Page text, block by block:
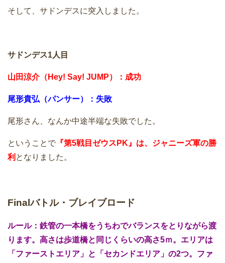
そして、サドンデスに突入しました。
サドンデス1人目
山田涼介（Hey! Say! JUMP）：成功
尾形貴弘（パンサー）：失敗
尾形さん、なんか中途半端な失敗でした。
ということで 『第5戦目ゼウスPK』は、ジャニーズ軍の勝
利 となりました。
Finalバトル・ブレイブロード
ルール：鉄管の一本橋をうちわでバランスをとりながら渡
ります。高さは歩道橋と同じくらいの高さ5ｍ。エリアは
「ファーストエリア」と「セカンドエリア」の2つ。ファ